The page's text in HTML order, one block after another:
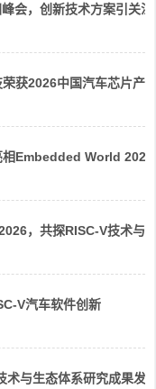
会，创新技术方案引关注
获2026中国汽车芯片产
Embedded World 2026
，共探RISC-V技术与
V汽车软件创新
术与生态体系研究成果发